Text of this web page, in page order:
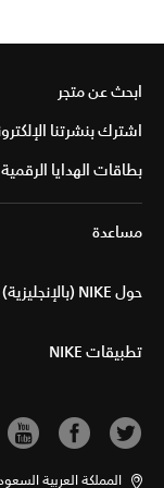
ابحث عن متجر
اشترك بنشرتنا
بطاقات الهدايا الرقمية
مساعدة
حول NIKE (بالإنجليزية)
تطبيقات NIKE
المملكة العربية